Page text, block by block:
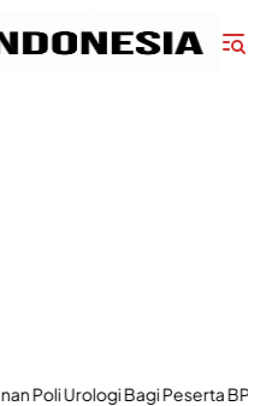
BPJS Kesehatan